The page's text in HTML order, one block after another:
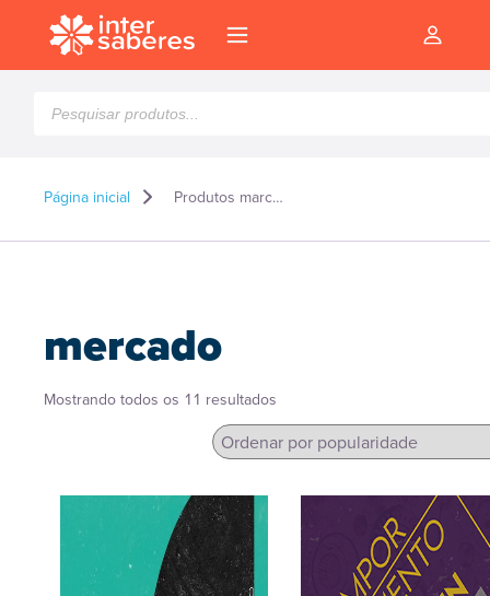
produtos
Página inicial Produtos marcados como “mercado”
mercado
Mostrando todos os 11 resultados
popularidade